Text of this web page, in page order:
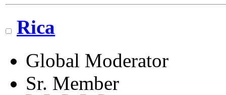
Rica
Global Moderator
Sr. Member